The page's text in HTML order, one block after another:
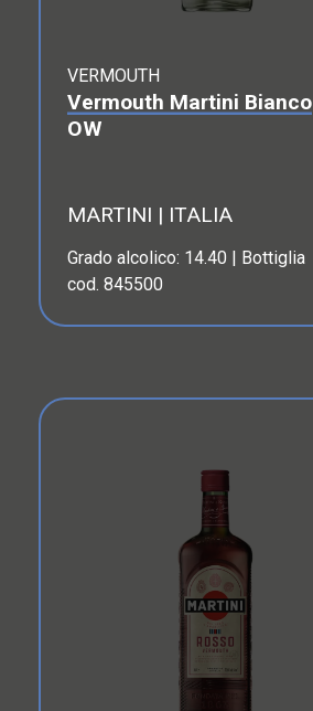
VERMOUTH
Vermouth Martini Bianco
OW
MARTINI | ITALIA
Grado alcolico: 14.40 | Bottiglia
cod. 845500